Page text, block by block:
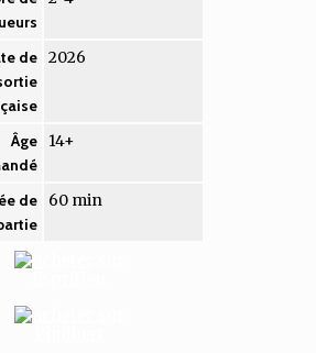
de
2026
Âge
14+
de
60 min